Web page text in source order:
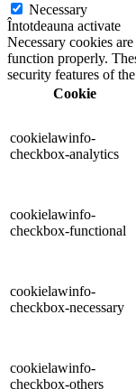
Necessary
Întotdeauna activate
Necessary cookies
function properly.
security features of
Cookie
cookielawinfo-
checkbox-analytics
cookielawinfo-
checkbox-functional
cookielawinfo-
checkbox-necessary
cookielawinfo-
checkbox-others